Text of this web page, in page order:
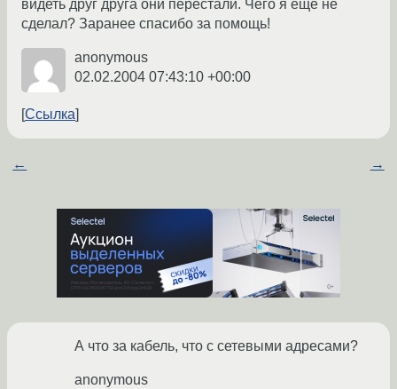
видеть друг друга они перестали. Чего я еще не
сделал? Заранее спасибо за помощь!
anonymous
02.02.2004 07:43:10 +00:00
Ссылка
← →
А что за кабель, что с сетевыми адресами?
anonymous